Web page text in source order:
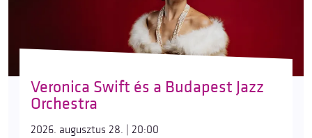
Veronica Swift és a Budapest Jazz
Orchestra
2026. augusztus 28. | 20:00